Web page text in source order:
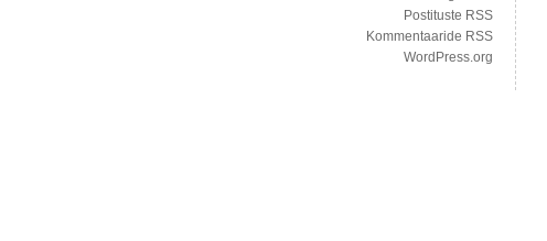
Postituste RSS
Kommentaaride RSS
WordPress.org